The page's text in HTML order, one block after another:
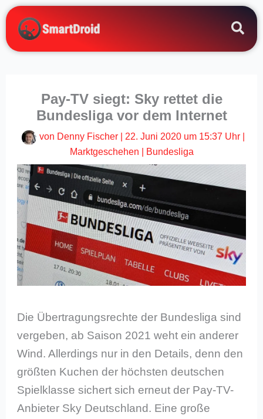
Zum
Inhalt
springen
Pay-TV siegt: Sky rettet die
Bundesliga vor dem Internet
von Denny Fischer 22. Juni 2020 um 15:37 Uhr|
Marktgeschehen
Bundesliga
Die Übertragungsrechte der Bundesliga sind
vergeben, ab Saison 2021 weht ein anderer
Wind. Allerdings nur in den Details, denn den
größten Kuchen der höchsten deutschen
Spielklasse sichert sich erneut der Pay-TV-
Anbieter Sky Deutschland. Eine große